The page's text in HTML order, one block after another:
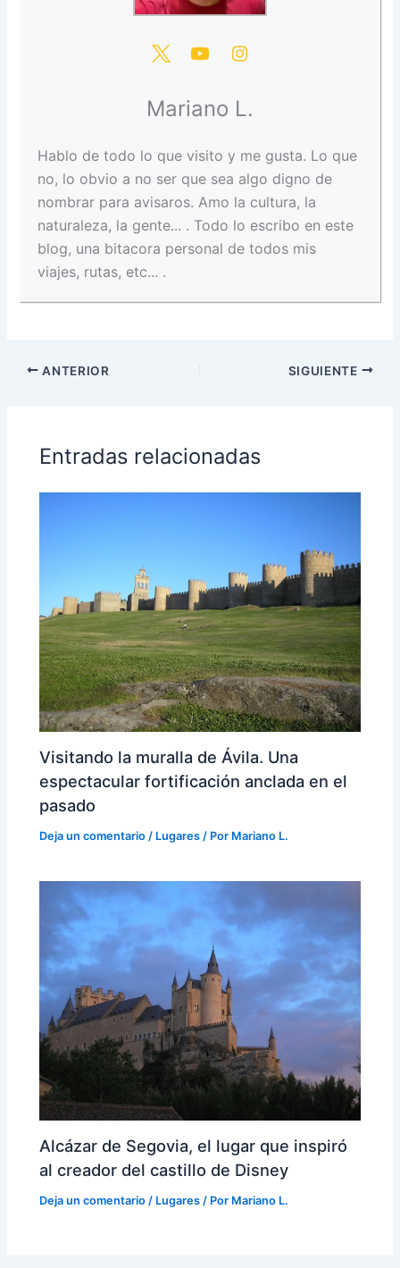
Mariano L.
Hablo de todo lo que visito y me gusta. Lo que
no, lo obvio a no ser que sea algo digno de
nombrar para avisaros. Amo la cultura, la
naturaleza, la gente... . Todo lo escribo en este
blog, una bitacora personal de todos mis
viajes, rutas, etc... .
ANTERIOR SIGUIENTE
Entradas relacionadas
Visitando la muralla de Ávila. Una
espectacular fortificación anclada en el
pasado
Deja un comentario / Lugares / Por Mariano L.
Alcázar de Segovia, el lugar que inspiró
al creador del castillo de Disney
Deja un comentario / Lugares / Por Mariano L.